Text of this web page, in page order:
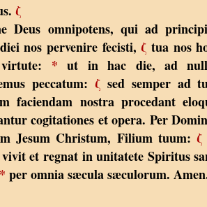
ζ
Deus omnipotens, qui ad
nos pervenire fecisti,ζ tua nos
*ut in hac die, ad
peccatum: ζsed semper ad
faciendam nostra procedant
cogitationes et opera. Per
Jesum Christum, Filium tuum:ζ
et regnat in unitatete Spiritus
* per omnia sæcula sæculorum.